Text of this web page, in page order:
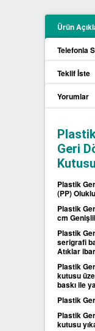
SIFIR
SIFIR
SIFIR
Ürün
Telefonla
Teklif İste
Yorumlar
Geri
Kutusu
Plastik
(PP)
Plastik
cm
Plastik
serigrafi
Atıklar
Plastik
kutusu
baskı ile
Plastik
Plastik
kutusu